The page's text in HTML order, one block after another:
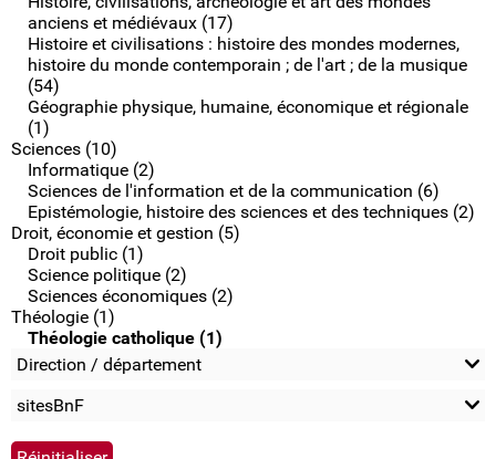
anciens et médiévaux (17)
Histoire et civilisations : histoire des mondes modernes,
histoire du monde contemporain ; de l'art ; de la musique
(54)
Géographie physique, humaine, économique et régionale
(1)
Sciences (10)
Informatique (2)
Sciences de l'information et de la communication (6)
Epistémologie, histoire des sciences et des techniques (2)
Droit, économie et gestion (5)
Droit public (1)
Science politique (2)
Sciences économiques (2)
Théologie (1)
Théologie catholique (1)
Direction / département
sitesBnF